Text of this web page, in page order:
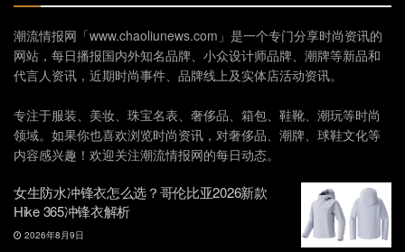
潮流情报网「www.chaoliunews.com」是一个专门分享时尚资讯的
网站，每日播报国内外知名品牌、小众设计师品牌、潮牌等新品和
代言人资讯，近期时尚事件、品牌线上及实体店活动资讯。
专注于服装、美妆、珠宝名表、奢侈品、箱包、鞋靴、潮玩等时尚
领域。如果你也喜欢浏览时尚资讯，对奢侈品、潮牌、球鞋文化等
内容感兴趣！欢迎关注潮流情报网的每日动态。
女生防水冲锋衣怎么选？哥伦比亚2026新款
Hike 365冲锋衣解析
2026年8月9日